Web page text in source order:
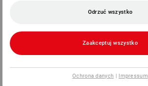
Odrzuć wszystko
Zaakceptuj wszystko
Ochrona danych | Impressum